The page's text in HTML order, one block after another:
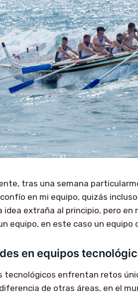
tras una semana
en mi equipo, quizás
idea extraña al principio, pero
equipo, en este caso un
en equipos
tecnológicos enfrentan retos
de otras áreas, en el